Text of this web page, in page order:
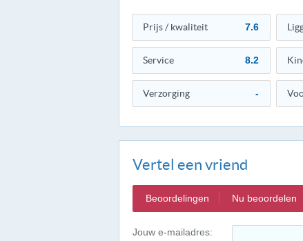
Prijs / kwaliteit 7.6
Service 8.2
Verzorging -
Vertel een vriend
Beoordelingen Nu beoordelen
Jouw e-mailadres: